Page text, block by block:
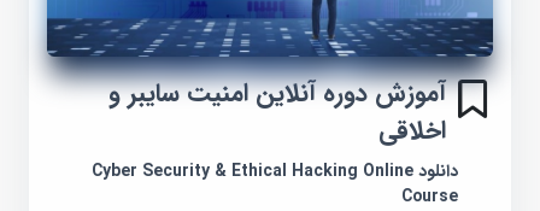
آموزش دوره آنلاین امنیت سایبر و
اخلاقی
دانلود Cyber Security & Ethical Hacking Online
Course